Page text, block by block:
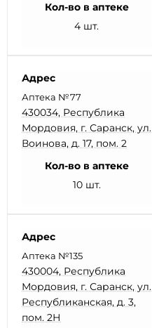
Кол-во в аптеке
4 шт.
Адрес
Аптека №77
430034, Республика
Мордовия, г. Саранск, ул.
Воинова, д. 17, пом. 2
Кол-во в аптеке
10 шт.
Адрес
Аптека №135
430004, Республика
Мордовия, г. Саранск, ул.
Республиканская, д. 3,
пом. 2Н